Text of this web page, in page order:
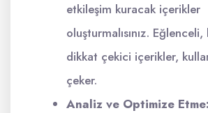
etkileşim kuracak içerikler
oluşturmalısınız.
dikkat çekici içerikler,
çeker.
Analiz ve Optimize Etme: